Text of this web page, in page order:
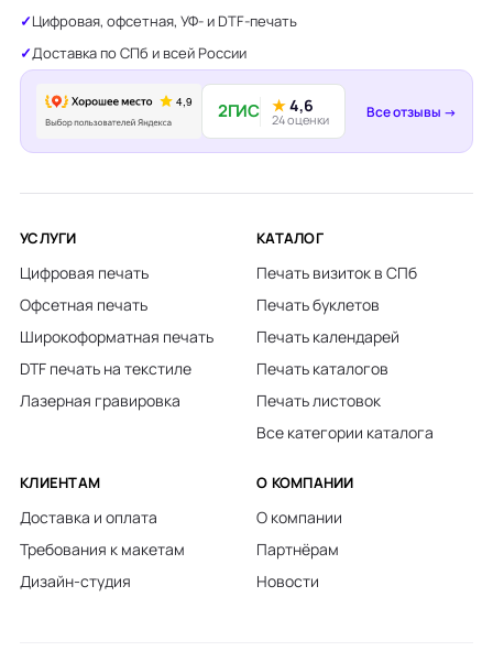
Цифровая, офсетная, УФ- и DTF-печать
Доставка по СПб и всей России
2ГИС ★4,6
24 оценки Все отзывы →
УСЛУГИ
Цифровая печать
Офсетная печать
Широкоформатная печать
DTF печать на текстиле
Лазерная гравировка
КАТАЛОГ
Печать визиток в СПб
Печать буклетов
Печать календарей
Печать каталогов
Печать листовок
Все категории каталога
КЛИЕНТАМ
Доставка и оплата
Требования к макетам
Дизайн-студия
О КОМПАНИИ
О компании
Партнёрам
Новости